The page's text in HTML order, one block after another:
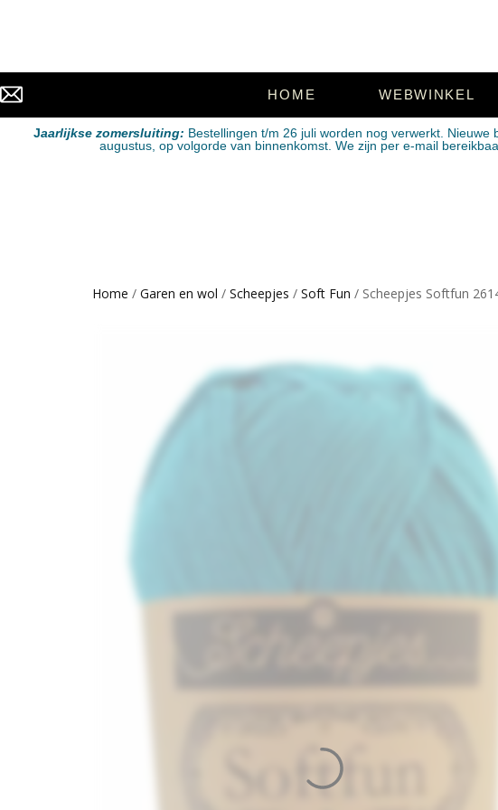
HOME WEBWINKEL
Jaarlijkse zomersluiting: Bestellingen t/m 26 juli worden nog verwerkt.
augustus, op volgorde van binnenkomst. We zijn per e-mail
Home / Garen en wol / Scheepjes / Soft Fun / Scheepjes Softfun